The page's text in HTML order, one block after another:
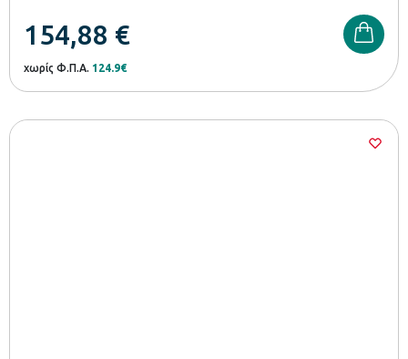
154,88 €
χωρίς Φ.Π.Α. 124.9€